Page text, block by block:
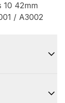
10 42mm
/ A3002